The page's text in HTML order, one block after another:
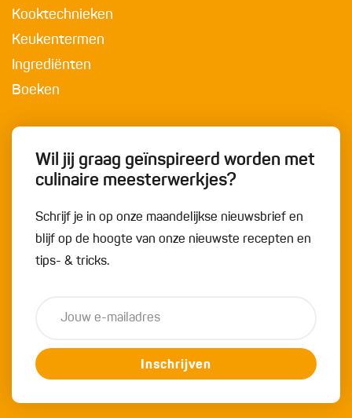
Kooktechnieken
Keukentermen
Ingrediënten
Boeken
Wil jij graag geïnspireerd worden met
culinaire meesterwerkjes?
Schrijf je in op onze maandelijkse nieuwsbrief en
blijf op de hoogte van onze nieuwste recepten en
tips- & tricks.
Inschrijven